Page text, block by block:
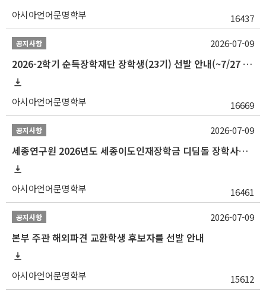
아시아언어문명학부 16437
공지사항
2026-2학기 순득장학재단 장학생(23기) 선발 안내(~7/27 10:00)
아시아언어문명학부 16669
2026-07-09
공지사항
세종연구원 2026년도 세종이도인재장학금 디딤돌 장학사업 학자금대출 관련분야(원금상환, 이자지원) 신청 사업 안내
아시아언어문명학부 16461
2026-07-09
공지사항
본부 주관 해외파견 교환학생 후보자를 선발 안내
아시아언어문명학부 15612
2026-07-09